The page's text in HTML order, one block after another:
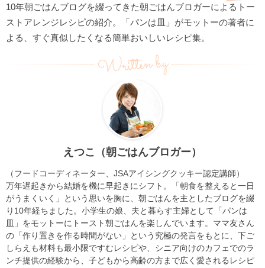
10年朝ごはんブログを綴ってきた朝ごはんブロガーによるトー
ストアレンジレシピの紹介。「パンは皿」がモットーの著者に
よる、すぐ真似したくなる簡単おいしいレシピ集。
Written by
えつこ（朝ごはんブロガー）
（フードコーディネーター、JSAアイシングクッキー認定講師）
万年遅起きから結婚を機に早起きにシフト。「朝食を整えると一日
がうまくいく」という思いを胸に、朝ごはんを主としたブログを綴
り10年経ちました。小学生の娘、夫と暮らす主婦として「パンは
皿」をモットーにトースト朝ごはんを楽しんでいます。ママ友さん
の「作り置きを作る時間がない」という究極の発言をもとに、下ご
しらえも材料も最小限ですむレシピや、シニア向けのカフェでのラ
ンチ提供の経験から、子どもから高齢の方まで広く愛されるレシピ